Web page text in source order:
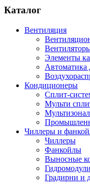
Каталог
Вентиляция
Элементы
Автоматика
Кондиционеры
Сплит-
Мульти
Чиллеры и
Чиллеры
Фанкойлы
Выносные
Гидромодули
Градирни и